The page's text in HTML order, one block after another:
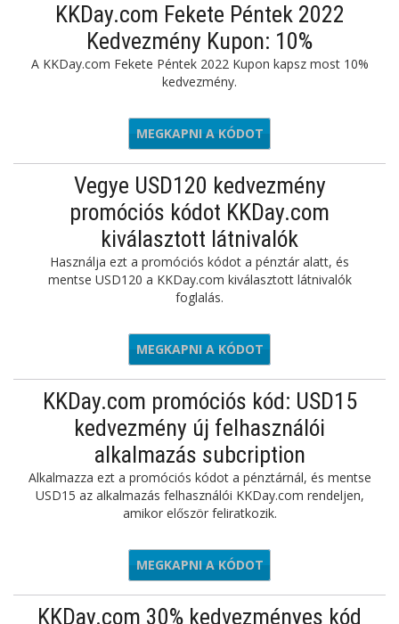
KKDay.com Fekete Péntek 2022
Kedvezmény Kupon: 10%
A KKDay.com Fekete Péntek 2022 Kupon kapsz most 10%
kedvezmény.
KD10AFF
MEGKAPNI A KÓDOT
Vegye USD120 kedvezmény
promóciós kódot KKDay.com
kiválasztott látnivalók
Használja ezt a promóciós kódot a pénztár alatt, és
mentse USD120 a KKDay.com kiválasztott látnivalók
foglalás.
KCNY120
MEGKAPNI A KÓDOT
KKDay.com promóciós kód: USD15
kedvezmény új felhasználói
alkalmazás subcription
Alkalmazza ezt a promóciós kódot a pénztárnál, és mentse
USD15 az alkalmazás felhasználói KKDay.com rendeljen,
amikor először feliratkozik.
APP15
MEGKAPNI A KÓDOT
KKDay.com 30% kedvezményes kód